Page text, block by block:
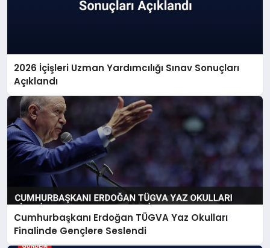
2026 İçişleri Uzman Yardımcılığı Sınav Sonuçları
Açıklandı
Cumhurbaşkanı Erdoğan TÜGVA Yaz Okulları
Finalinde Gençlere Seslendi